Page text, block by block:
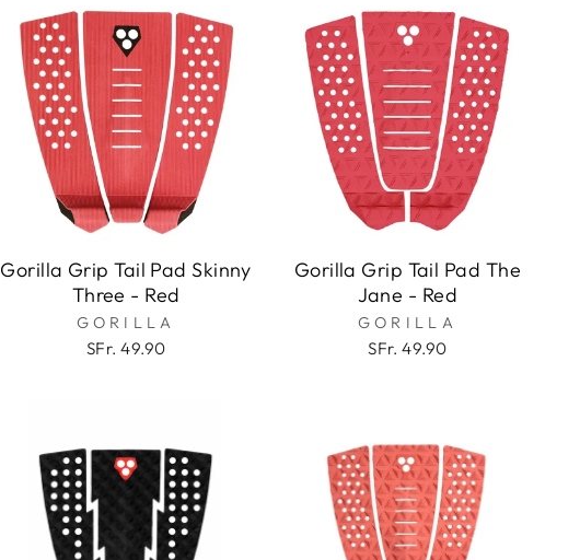
Gorilla Grip Tail Pad Skinny
Three - Red
GORILLA
SFr. 49.90
Gorilla Grip Tail Pad The
Jane - Red
GORILLA
SFr. 49.90